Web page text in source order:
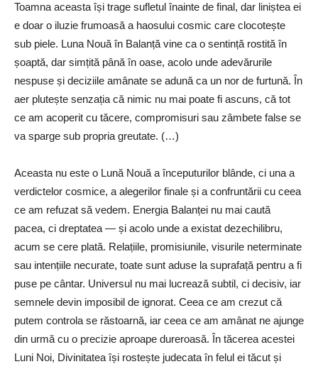
Toamna aceasta își trage sufletul înainte de final, dar liniștea ei
e doar o iluzie frumoasă a haosului cosmic care clocotește
sub piele. Luna Nouă în Balanță vine ca o sentință rostită în
șoaptă, dar simțită până în oase, acolo unde adevărurile
nespuse și deciziile amânate se adună ca un nor de furtună. În
aer plutește senzația că nimic nu mai poate fi ascuns, că tot
ce am acoperit cu tăcere, compromisuri sau zâmbete false se
va sparge sub propria greutate. (…)
Aceasta nu este o Lună Nouă a începuturilor blânde, ci una a
verdictelor cosmice, a alegerilor finale și a confruntării cu ceea
ce am refuzat să vedem. Energia Balanței nu mai caută
pacea, ci dreptatea — și acolo unde a existat dezechilibru,
acum se cere plată. Relațiile, promisiunile, visurile neterminate
sau intențiile necurate, toate sunt aduse la suprafață pentru a fi
puse pe cântar. Universul nu mai lucrează subtil, ci decisiv, iar
semnele devin imposibil de ignorat. Ceea ce am crezut că
putem controla se răstoarnă, iar ceea ce am amânat ne ajunge
din urmă cu o precizie aproape dureroasă. În tăcerea acestei
Luni Noi, Divinitatea își rostește judecata în felul ei tăcut și